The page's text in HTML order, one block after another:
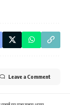
Leave a Comment